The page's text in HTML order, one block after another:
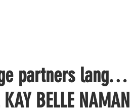
partners lang…
KAY BELLE NAMAN